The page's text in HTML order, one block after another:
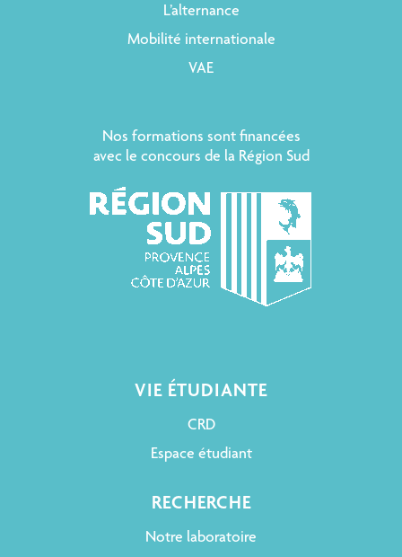
L’alternance
Mobilité internationale
VAE
Nos formations sont financées
avec le concours de la Région Sud
VIE ÉTUDIANTE
CRD
Espace étudiant
RECHERCHE
Notre laboratoire